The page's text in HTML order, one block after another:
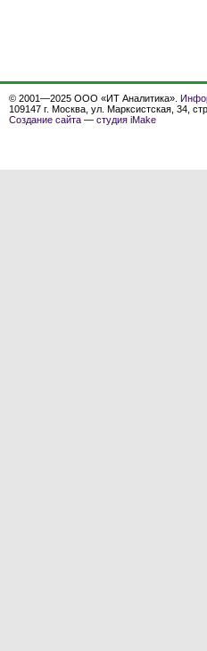
© 2001—2025 ООО «ИТ Аналитика».
109147 г. Москва, ул. Марксистская, 34,
Создание сайта — студия iMake